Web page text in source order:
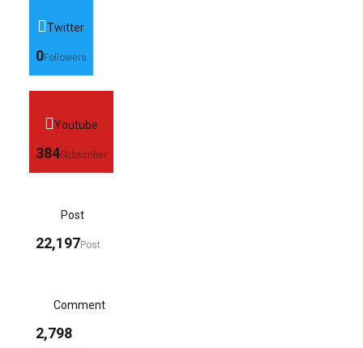
Twitter
0Followers
Youtube
384Subscriber
Post
22,197Post
Comment
2,798